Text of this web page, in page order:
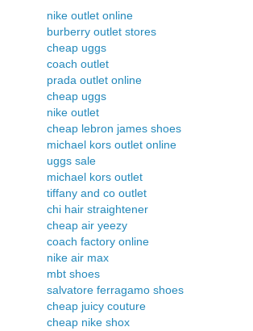
nike outlet online
burberry outlet stores
cheap uggs
coach outlet
prada outlet online
cheap uggs
nike outlet
cheap lebron james shoes
michael kors outlet online
uggs sale
michael kors outlet
tiffany and co outlet
chi hair straightener
cheap air yeezy
coach factory online
nike air max
mbt shoes
salvatore ferragamo shoes
cheap juicy couture
cheap nike shox